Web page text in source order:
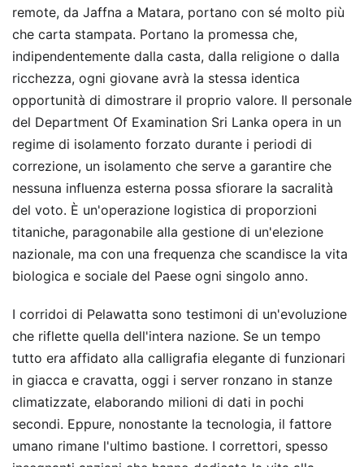
remote, da Jaffna a Matara, portano con sé molto più
che carta stampata. Portano la promessa che,
indipendentemente dalla casta, dalla religione o dalla
ricchezza, ogni giovane avrà la stessa identica
opportunità di dimostrare il proprio valore. Il personale
del Department Of Examination Sri Lanka opera in un
regime di isolamento forzato durante i periodi di
correzione, un isolamento che serve a garantire che
nessuna influenza esterna possa sfiorare la sacralità
del voto. È un'operazione logistica di proporzioni
titaniche, paragonabile alla gestione di un'elezione
nazionale, ma con una frequenza che scandisce la vita
biologica e sociale del Paese ogni singolo anno.
I corridoi di Pelawatta sono testimoni di un'evoluzione
che riflette quella dell'intera nazione. Se un tempo
tutto era affidato alla calligrafia elegante di funzionari
in giacca e cravatta, oggi i server ronzano in stanze
climatizzate, elaborando milioni di dati in pochi
secondi. Eppure, nonostante la tecnologia, il fattore
umano rimane l'ultimo bastione. I correttori, spesso